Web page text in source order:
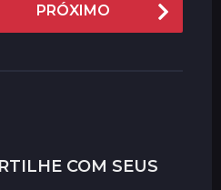
PRÓXIMO
COM SEUS